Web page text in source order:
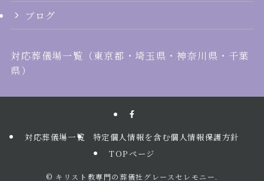
ブログ
対応葬儀場一覧 （東京都 ・ 埼玉県 ・ 神奈川県 ・ 千葉
県）
対応葬儀場一覧
特定個人情報を含む個人情報保護方針
TOPページ
© キリスト教専門の葬儀社グレースセレモニー.